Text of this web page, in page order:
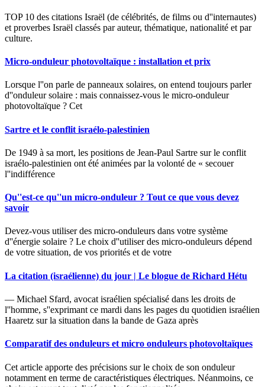
TOP 10 des citations Israël (de célébrités, de films ou d''internautes)
et proverbes Israël classés par auteur, thématique, nationalité et par
culture.
Micro-onduleur photovoltaïque : installation et prix
Lorsque l''on parle de panneaux solaires, on entend toujours parler
d''onduleur solaire : mais connaissez-vous le micro-onduleur
photovoltaïque ? Cet
Sartre et le conflit israélo-palestinien
De 1949 à sa mort, les positions de Jean-Paul Sartre sur le conflit
israélo-palestinien ont été animées par la volonté de « secouer
l''indifférence
Qu''est-ce qu''un micro-onduleur ? Tout ce que vous devez
savoir
Devez-vous utiliser des micro-onduleurs dans votre système
d''énergie solaire ? Le choix d''utiliser des micro-onduleurs dépend
de votre situation, de vos priorités et de votre
La citation (israélienne) du jour | Le blogue de Richard Hétu
— Michael Sfard, avocat israélien spécialisé dans les droits de
l''homme, s''exprimant ce mardi dans les pages du quotidien israélien
Haaretz sur la situation dans la bande de Gaza après
Comparatif des onduleurs et micro onduleurs photovoltaïques
Cet article apporte des précisions sur le choix de son onduleur
notamment en terme de caractéristiques électriques. Néanmoins, ce